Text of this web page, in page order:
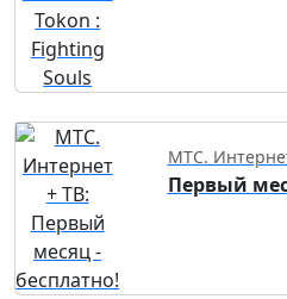
МТС.
Первый